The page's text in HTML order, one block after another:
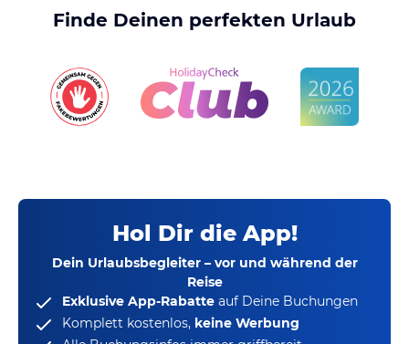
Finde Deinen perfekten Urlaub
Hol Dir die App!
Dein Urlaubsbegleiter – vor und während der
Reise
Exklusive App-Rabatte auf Deine Buchungen
Komplett kostenlos, keine Werbung